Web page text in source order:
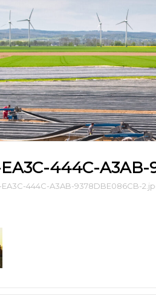
444C-A3AB-
444C-A3AB-9378DBE086CB-